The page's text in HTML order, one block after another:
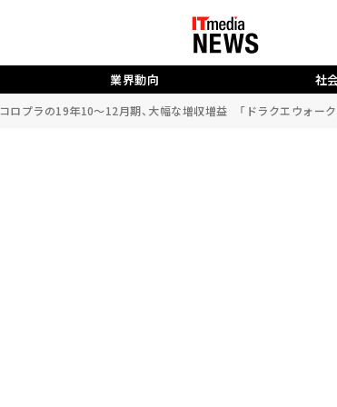
業界動向 社
コロプラの19年10～12月期、大幅な増収増益 「ドラクエウォーク